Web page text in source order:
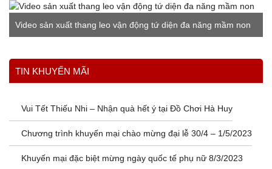
Video sản xuất thang leo vận động tứ diện đa năng mầm non
Xem thêm
TIN KHUYẾN MÃI
Vui Tết Thiếu Nhi – Nhận quà hết ý tại Đồ Chơi Hà Huy
Chương trình khuyến mại chào mừng đại lễ 30/4 – 1/5/2023
Khuyến mại đặc biệt mừng ngày quốc tế phụ nữ 8/3/2023